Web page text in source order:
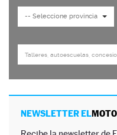
NEWSLETTER EL